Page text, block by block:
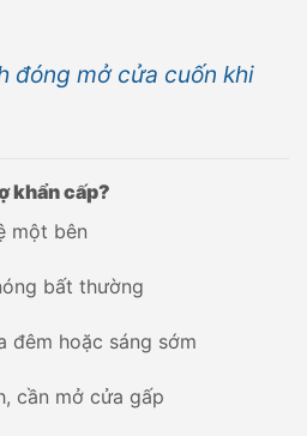
đóng mở cửa cuốn khi
khẩn cấp?
một bên
bất thường
đêm hoặc sáng sớm
cần mở cửa gấp